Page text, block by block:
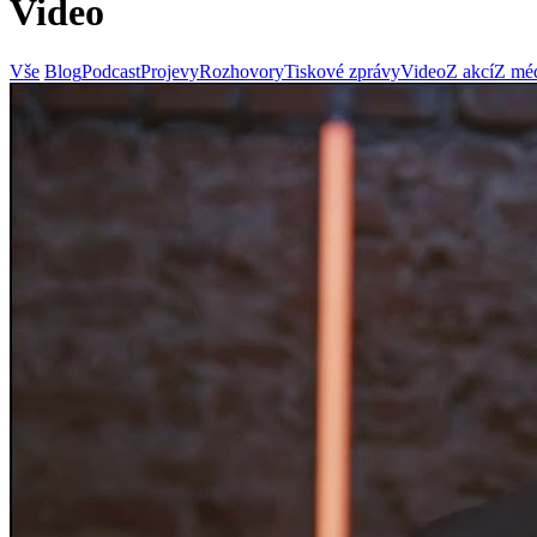
Video
Vše BlogPodcastProjevyRozhovoryTiskové zprávyVideoZ akcíZ